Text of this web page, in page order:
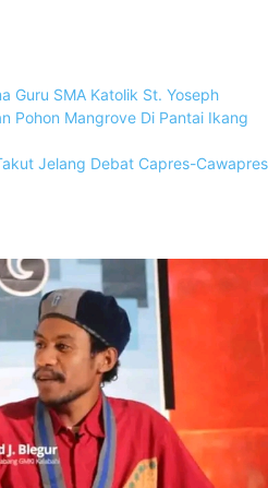
Guru SMA Katolik St. Yoseph
Pohon Mangrove Di Pantai Ikang
Jelang Debat Capres-Cawapres